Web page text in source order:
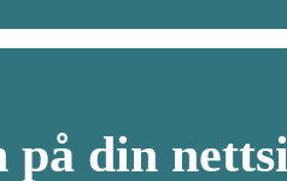
på din